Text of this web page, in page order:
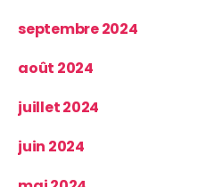
septembre 2024
août 2024
juillet 2024
juin 2024